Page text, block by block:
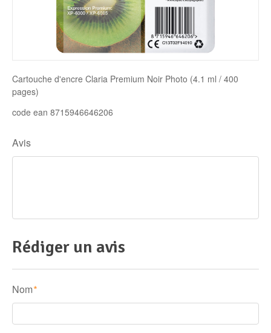
Disque SSD
Cartouche d'encre Claria Premium Noir Photo (4.1 ml / 400
pages)
code ean 8715946646206
Avis
Rédiger un avis
Nom *